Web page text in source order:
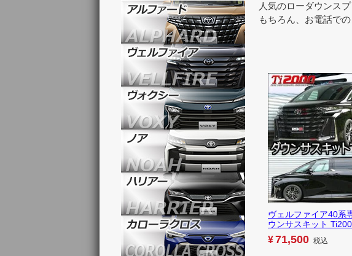
人気のローダウンス
もちろん、お電話で
ヴェルファイア40系
ウンサスキット
¥71,500 税込